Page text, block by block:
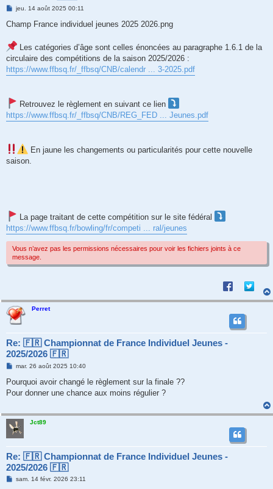
M
s
g
e
jeu. 14 août 2025 00:11
Champ France individuel jeunes 2025 2026.png
Les catégories d’âge sont celles énoncées au paragraphe 1.6.1 de la
circulaire des compétitions de la saison 2025/2026 :
https://www.ffbsq.fr/_ffbsq/CNB/calendr ... 3-2025.pdf
Retrouvez le règlement en suivant ce lien
https://www.ffbsq.fr/_ffbsq/CNB/REG_FED ... Jeunes.pdf
En jaune les changements ou particularités pour cette nouvelle
saison.
La page traitant de cette compétition sur le site fédéral
https://www.ffbsq.fr/bowling/fr/competi ... ral/jeunes
Vous n’avez pas les permissions nécessaires pour voir les fichiers joints à ce
message.
Perret
Re: 🇫🇷 Championnat de France Individuel Jeunes -
2025/2026 🇫🇷
M
s
a
mar. 26 août 2025 10:40
Pourquoi avoir changé le règlement sur la finale ??
Pour donner une chance aux moins régulier ?
Jct89
Re: 🇫🇷 Championnat de France Individuel Jeunes -
2025/2026 🇫🇷
Msam. 14 févr. 2026 23:11